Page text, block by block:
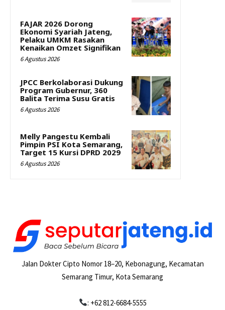
FAJAR 2026 Dorong
Ekonomi Syariah Jateng,
Pelaku UMKM Rasakan
Kenaikan Omzet Signifikan
6 Agustus 2026
JPCC Berkolaborasi Dukung
Program Gubernur, 360
Balita Terima Susu Gratis
6 Agustus 2026
Melly Pangestu Kembali
Pimpin PSI Kota Semarang,
Target 15 Kursi DPRD 2029
6 Agustus 2026
Jalan Dokter Cipto Nomor 18–20, Kebonagung, Kecamatan
Semarang Timur, Kota Semarang
: +62 812-6684-5555